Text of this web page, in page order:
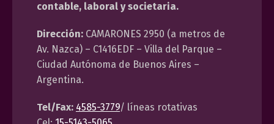
contable, laboral y societaria.
Dirección: CAMARONES 2950 (a metros de
Av. Nazca) – C1416EDF – Villa del Parque –
Ciudad Autónoma de Buenos Aires –
Argentina.
Tel/Fax: 4585-3779/ líneas rotativas